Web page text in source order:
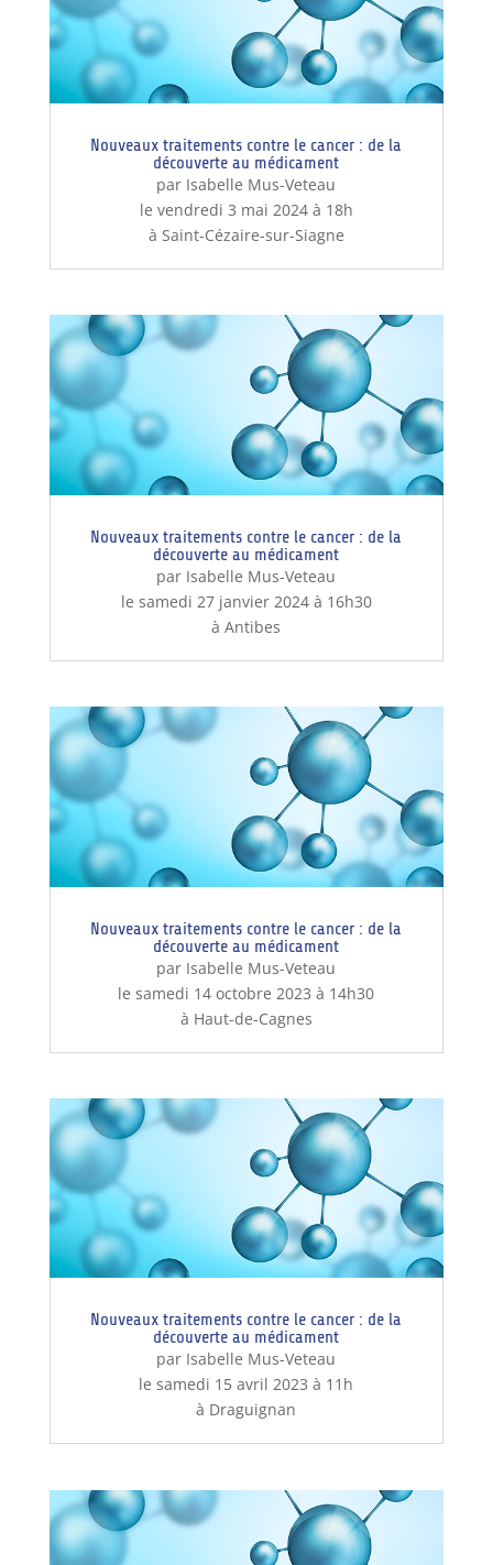
Nouveaux traitements contre le cancer : de la
découverte au médicament
par Isabelle Mus-Veteau
le vendredi 3 mai 2024 à 18h
à Saint-Cézaire-sur-Siagne
Nouveaux traitements contre le cancer : de la
découverte au médicament
par Isabelle Mus-Veteau
le samedi 27 janvier 2024 à 16h30
à Antibes
Nouveaux traitements contre le cancer : de la
découverte au médicament
par Isabelle Mus-Veteau
le samedi 14 octobre 2023 à 14h30
à Haut-de-Cagnes
Nouveaux traitements contre le cancer : de la
découverte au médicament
par Isabelle Mus-Veteau
le samedi 15 avril 2023 à 11h
à Draguignan